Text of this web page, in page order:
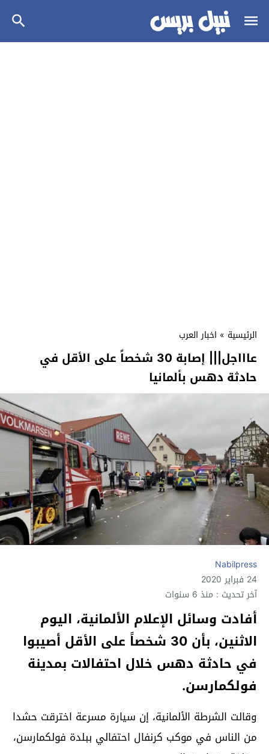
الرئيسية » اخبار العرب
عاااجل||| إصابة 30 شخصاً على الأقل في
حادثة دهس بألمانيا
Nabilpress
24 فبراير 2020
آخر تحديث : منذ 6 سنوات
أفادت وسائل الإعلام الألمانية، اليوم
الاثنين، بأن 30 شخصاً على الأقل أصيبوا
في حادثة دهس خلال احتفالات بمدينة
فولكمارسن.
وقالت الشرطة الألمانية، إن سيارة مسرعة اخترقت حشدا
من الناس في موكب كرنفال احتفالي ببلدة فولكمارسن،